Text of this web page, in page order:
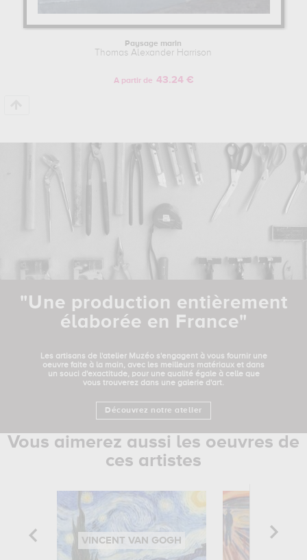
Paysage marin
Thomas Alexander Harrison
A partir de 43.24 €
"Une production entièrement
élaborée en France"
Les artisans de l'atelier Muzéo s'engagent à vous fournir une
oeuvre faite à la main, avec les meilleurs matériaux et dans
un souci d'exactitude, pour une qualité égale à celle que
vous trouverez dans une galerie d'art.
Découvrez notre atelier
Vous aimerez aussi les oeuvres de
ces artistes
VINCENT VAN GOGH EDVARD